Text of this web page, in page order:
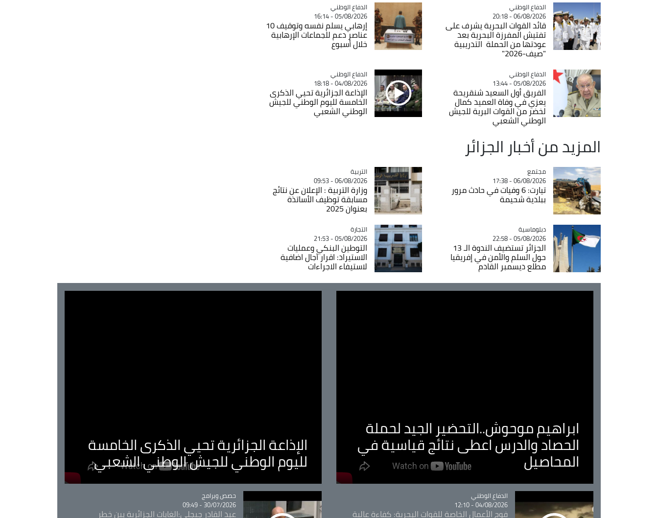
Catégorie
الدفاع الوطني
06/08/2026 - 20:18
قائد القوات البحرية يشرف على
تفتيش المفرزة البحرية بعد
عودتها من الحملة التدريبية
"صيف-2026"
Catégorie
الدفاع الوطني
05/08/2026 - 16:14
إرهابي يسلم نفسه وتوقيف 10
عناصر دعم للجماعات الإرهابية
خلال أسبوع
Catégorie
الدفاع الوطني
05/08/2026 - 13:44
الفريق أول السعيد شنقريحة
يعزي في وفاة العميد كمال
لخضر من القوات البرية للجيش
الوطني الشعبي
Catégorie
الدفاع الوطني
04/08/2026 - 18:18
الإذاعة الجزائرية تحيي الذكرى
الخامسة لليوم الوطني للجيش
الوطني الشعبي
المزيد من أخبار الجزائر
Catégorie
مجتمع
06/08/2026 - 17:38
تيارت: 6 وفيات في حادث مرور
ببلدية شحيمة
Catégorie
التربية
06/08/2026 - 09:53
وزارة التربية : الإعلان عن نتائج
مسابقة توظيف الأساتذة
بعنوان 2025
Catégorie
دبلوماسية
05/08/2026 - 22:58
الجزائر تستضيف الندوة الـ 13
حول السلم والأمن في إفريقيا
مطلع ديسمبر القادم
Catégorie
التجارة
05/08/2026 - 21:53
التوطين البنكي وعمليات
الاستيراد: اقرار آجال اضافية
لاستيفاء الاجراءات
ابراهيم موحوش..التحضير الجيد لحملة
الحصاد والدرس اعطى نتائج قياسية في
المحاصيل
الإذاعة الجزائرية تحيي الذكرى الخامسة
لليوم الوطني للجيش الوطني الشعبي
Catégorie
الدفاع الوطني
04/08/2026 - 12:10
فوج الأعمال الخاصة للقوات البحرية: كفاءة عالية
Catégorie
حصص وبرامج
30/07/2026 - 09:49
عبد القادر جيجلي:الغابات الجزائرية بين خطر